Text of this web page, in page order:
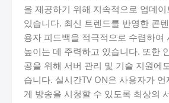
을 제공하기 위해 지속적으로 업데
있습니다. 최신 트렌드를 반영한 콘
용자 피드백을 적극적으로 수렴하여
높이는 데 주력하고 있습니다. 또한
공을 위해 서버 관리 및 기술 지원에
습니다. 실시간TV ON은 사용자가
게 방송을 시청할 수 있도록 최상의